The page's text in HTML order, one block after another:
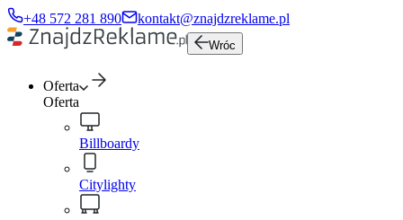
+48 572 281 890 kontakt@znajdzreklame.pl
Wróc
Oferta
Oferta
Billboardy
Citylighty